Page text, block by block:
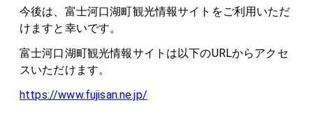
今後は、富士河口湖町観光情報サイトをご利用いただ
けますと幸いです。
富士河口湖町観光情報サイトは以下のURLからアクセ
スいただけます。
https://www.fujisan.ne.jp/